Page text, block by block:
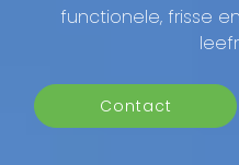
functionele, frisse
Contact